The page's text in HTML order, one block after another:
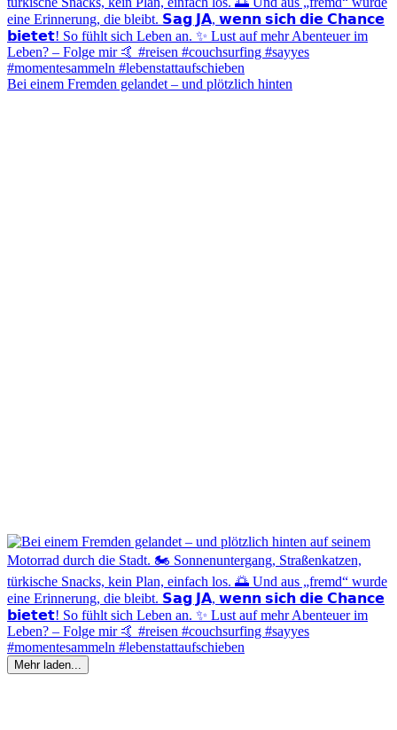
Bei einem Fremden gelandet – und plötzlich hinten
Mehr laden...